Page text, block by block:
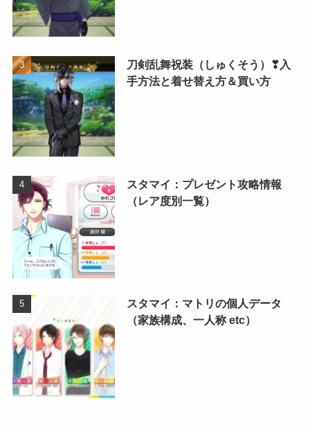
刀剣乱舞祝装（しゅくそう）❣入
手方法と着せ替え方＆買い方
スタマイ：プレゼント攻略情報
（レア度別一覧）
スタマイ：マトリの個人データ
（家族構成、一人称 etc）